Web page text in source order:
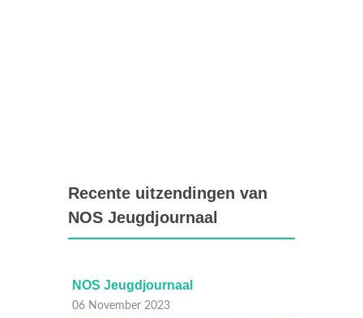
Recente uitzendingen van
NOS Jeugdjournaal
NOS Jeugdjournaal met
gebarentaal